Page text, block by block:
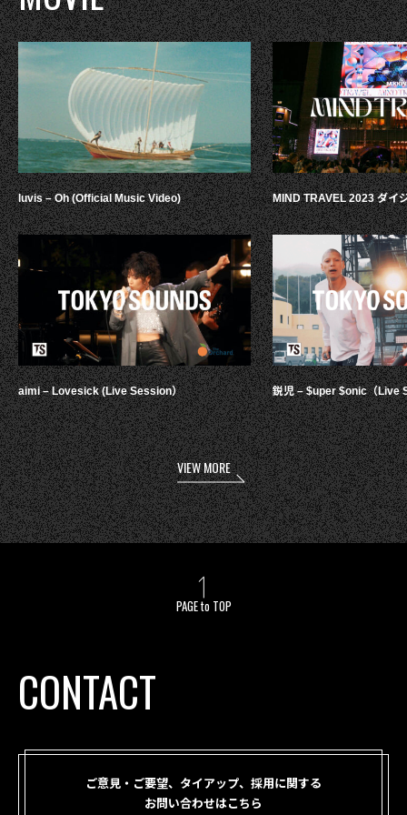
luvis – Oh (Official Music Video)
aimi – Lovesick (Live Session）
MIND TRAVEL 2023 ダイ
鋭児 – $uper $onic（Live
VIEW MORE
PAGE to TOP
CONTACT
ご意見・ご要望、タイアップ、採用に関する
お問い合わせはこちら